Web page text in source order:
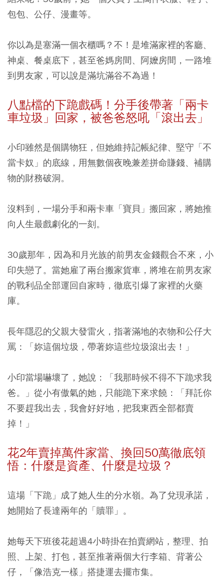
包包、公仔、漫畫等。
你以為是塞滿一個衣櫃嗎？不！是堆滿家裡的客廳、
神桌、餐桌底下，甚至爸媽房間、阿嬤房間，一路堆
到男友家，可以說是滿坑滿谷不為過！
八點檔的下跪戲碼！分手後帶著「兩卡
車垃圾」回家，被爸爸怒吼「滾出去」
小印雖然是個購物狂，但她維持記帳紀律、堅守「不
當卡奴」的底線，用無數個夜晚兼差拼命賺錢、補購
物的財務破洞。
沒料到，一場分手和兩卡車「寶貝」搬回家，將她推
向人生最戲劇化的一刻。
30歲那年，因為和月光族的前男友金錢觀合不來，小
印失戀了。當她雇了兩台搬家貨車，將堆在前男友家
的戰利品全部運回自家時，徹底引爆了家裡的火藥
庫。
長年隱忍的父親大發雷火，指著滿地的衣物和公仔大
罵：「妳這個垃圾，帶著妳這些垃圾滾出去！」
小印當場嚇壞了，她說：「我那時候不得不下跪求我
爸。」從小有傲氣的她，只能跪下來求饒：「拜託你
不要趕我出去，我會好好地，把我東西全部都賣
掉！」
花2年賣掉萬件家當、換回50萬徹底領
悟：什麼是資產、什麼是垃圾？
這場「下跪」成了她人生的分水嶺。為了兌現承諾，
她開始了長達兩年的「贖罪」。
她每天下班後花超過4小時掛在拍賣網站，整理、拍
照、上架、打包，甚至推著兩個大行李箱、背著公
仔，「像浩克一樣」搭捷運去擺市集。